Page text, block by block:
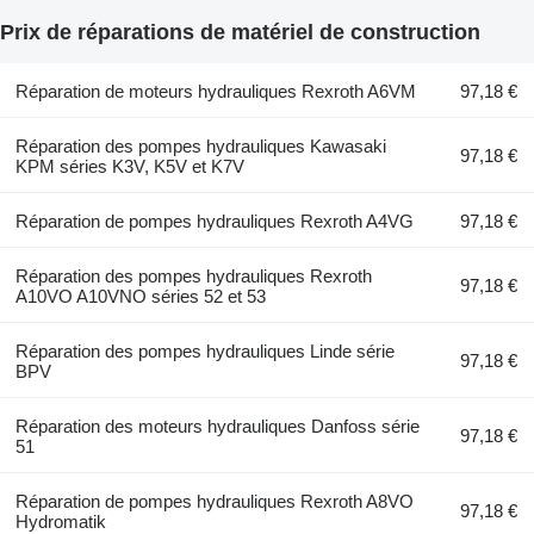
Prix de réparations de matériel de construction
Réparation de moteurs hydrauliques Rexroth A6VM 97,18 €
Réparation des pompes hydrauliques Kawasaki
KPM séries K3V, K5V et K7V
97,18 €
Réparation de pompes hydrauliques Rexroth A4VG 97,18 €
Réparation des pompes hydrauliques Rexroth
A10VO A10VNO séries 52 et 53
97,18 €
Réparation des pompes hydrauliques Linde série
BPV
97,18 €
Réparation des moteurs hydrauliques Danfoss série
51
97,18 €
Réparation de pompes hydrauliques Rexroth A8VO
Hydromatik
97,18 €